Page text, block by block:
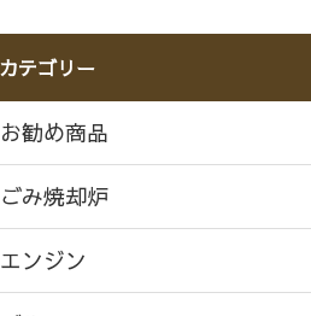
カテゴリー
お勧め商品
ごみ焼却炉
エンジン